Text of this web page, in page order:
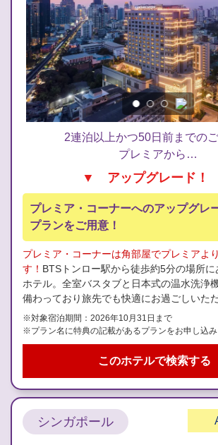
2連泊以上かつ50日前までの
プレミアから…
▼ アップグレード
プレミア・コーナーへのアップグレ
プランをご用意！
プレミア・コーナーは角部屋でプレミアよ
す！ BTSトンロー駅から徒歩約5分の場所
ホテル。全室バスタブと日本式の温水洗浄
備わっており旅先でも快適にお過ごしいただ
※対象宿泊期間：2026年10月31日まで
※プラン名に特典の記載があるプランをお申し込み
このホテルで検索する
シンガポール